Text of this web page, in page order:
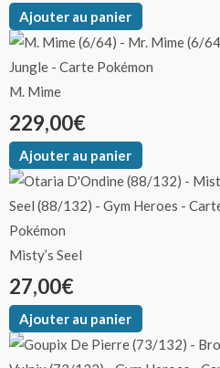
Ajouter au panier
M. Mime
229,00€
Ajouter au panier
Misty’s Seel
27,00€
Ajouter au panier